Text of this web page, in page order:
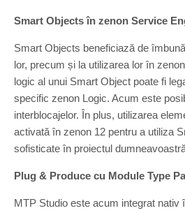
Smart Objects în zenon Service
Smart Objects beneficiază de
lor, precum și la utilizarea lor în
logic al unui Smart Object poate fi
specific zenon Logic. Acum este
interblocajelor. În plus, utilizarea
activată în zenon 12 pentru a utiliza
sofisticate în proiectul
Plug & Produce cu Module Type
MTP Studio este acum integrat nativ